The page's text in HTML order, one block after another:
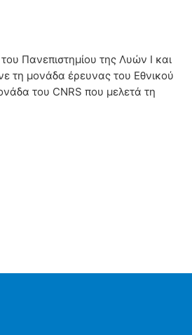
Πανεπιστημίου της Λυών Ι και
τη μονάδα έρευνας του Εθνικού
του CNRS που μελετά τη